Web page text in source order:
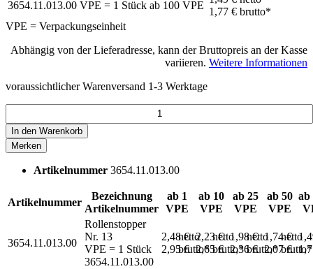
3654.11.013.00 VPE = 1 Stück ab 100 VPE
1,77 €brutto*
VPE = Verpackungseinheit
Abhängig von der Lieferadresse, kann der Bruttopreis an der Kasse
variieren. Weitere Informationen
voraussichtlicher Warenversand 1-3 Werktage
In den Warenkorb
Merken
Artikelnummer 3654.11.013.00
Artikelnummer
Bezeichnung
Artikelnummer
ab 1
VPE
ab 10
VPE
ab 25
VPE
ab 50
VPE
ab
3654.11.013.00
Rollenstopper
Nr. 13
VPE = 1 Stück
3654.11.013.00
2,48 €
netto
2,95 €brutto*
2,23 €
netto
2,65 €brutto*
1,98 €
netto
2,36 €brutto*
1,74 €
netto
2,07 €brutto*